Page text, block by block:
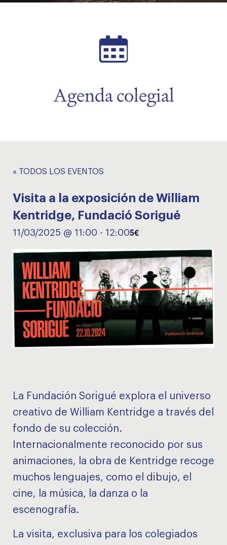
Agenda colegial
« TODOS LOS EVENTOS
Visita a la exposición de William
Kentridge, Fundació Sorigué
11/03/2025 @ 11:00 - 12:005€
La Fundación Sorigué explora el universo
creativo de William Kentridge a través del
fondo de su colección.
Internacionalmente reconocido por sus
animaciones, la obra de Kentridge recoge
muchos lenguajes, como el dibujo, el
cine, la música, la danza o la
escenografía.
La visita, exclusiva para los colegiados